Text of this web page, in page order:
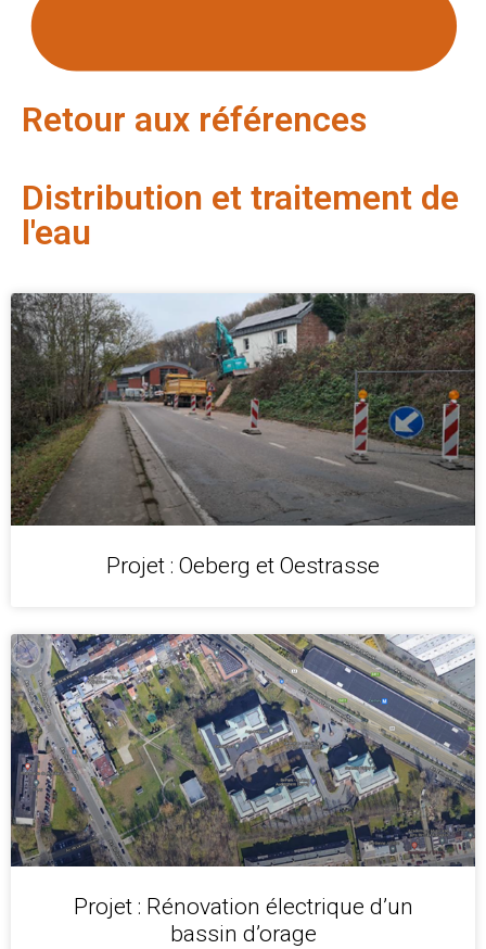
Retour aux références
Distribution et traitement de
l'eau
Projet : Oeberg et Oestrasse
Projet : Rénovation électrique d’un
bassin d’orage